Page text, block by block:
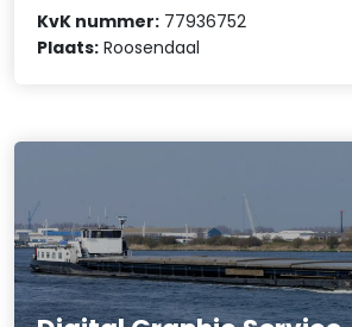
KvK nummer: 77936752
Plaats: Roosendaal